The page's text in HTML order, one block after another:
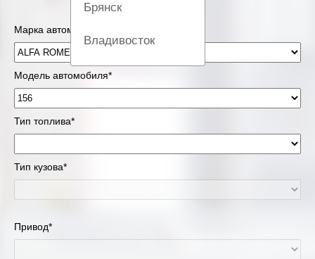
Брянск
Владивосток
Вологда
Екатеринбург
Красноярск
Марка автомобиля*
Модель автомобиля*
Тип топлива*
Тип кузова*
Привод*